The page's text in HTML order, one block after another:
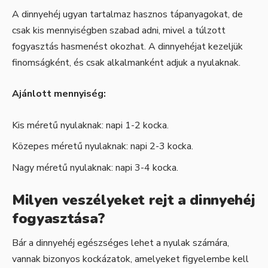
A dinnyehéj ugyan tartalmaz hasznos tápanyagokat, de
csak kis mennyiségben szabad adni, mivel a túlzott
fogyasztás hasmenést okozhat. A dinnyehéjat kezeljük
finomságként, és csak alkalmanként adjuk a nyulaknak.
Ajánlott mennyiség:
Kis méretű nyulaknak: napi 1-2 kocka.
Közepes méretű nyulaknak: napi 2-3 kocka.
Nagy méretű nyulaknak: napi 3-4 kocka.
Milyen veszélyeket rejt a dinnyehéj
fogyasztása?
Bár a dinnyehéj egészséges lehet a nyulak számára,
vannak bizonyos kockázatok, amelyeket figyelembe kell